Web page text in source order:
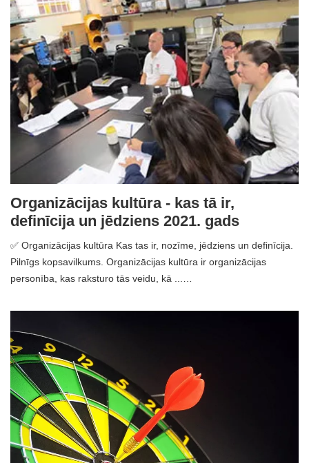
Organizācijas kultūra - kas tā ir,
definīcija un jēdziens 2021. gads
✅ Organizācijas kultūra Kas tas ir, nozīme, jēdziens un definīcija.
Pilnīgs kopsavilkums. Organizācijas kultūra ir organizācijas
personība, kas raksturo tās veidu, kā ...…